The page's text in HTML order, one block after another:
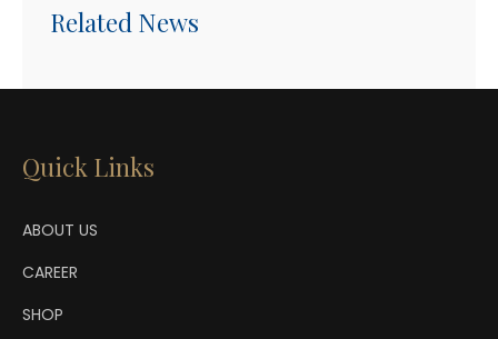
Related News
Quick Links
ABOUT US
CAREER
SHOP